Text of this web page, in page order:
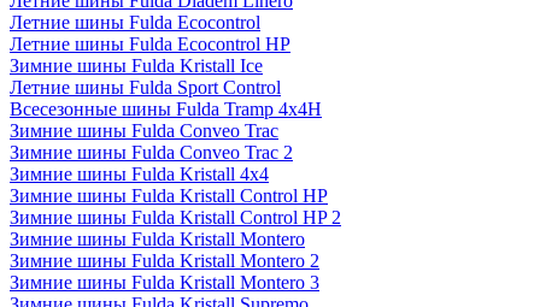
Летние шины Fulda Ecocontrol
Летние шины Fulda Ecocontrol HP
Зимние шины Fulda Kristall Ice
Летние шины Fulda Sport Control
Всесезонные шины Fulda Tramp 4x4H
Зимние шины Fulda Conveo Trac
Зимние шины Fulda Conveo Trac 2
Зимние шины Fulda Kristall 4x4
Зимние шины Fulda Kristall Control HP
Зимние шины Fulda Kristall Control HP 2
Зимние шины Fulda Kristall Montero
Зимние шины Fulda Kristall Montero 2
Зимние шины Fulda Kristall Montero 3